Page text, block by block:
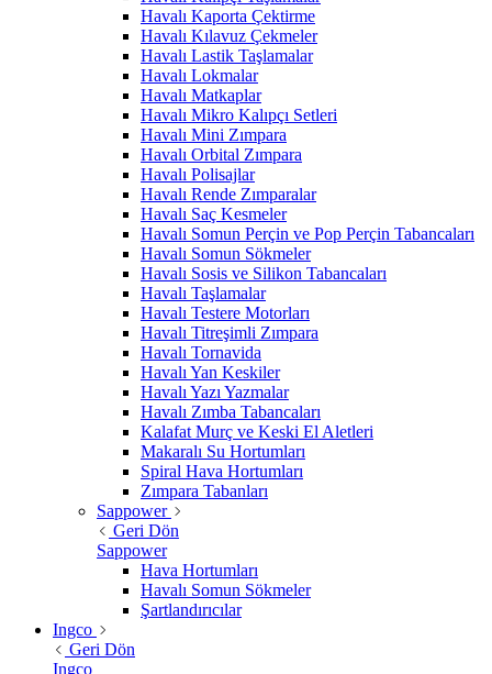
Havalı Kaporta Çektirme
Havalı Kılavuz Çekmeler
Havalı Lastik Taşlamalar
Havalı Lokmalar
Havalı Matkaplar
Havalı Mikro Kalıpçı Setleri
Havalı Mini Zımpara
Havalı Orbital Zımpara
Havalı Polisajlar
Havalı Rende Zımparalar
Havalı Saç Kesmeler
Havalı Somun Perçin ve Pop Perçin Tabancaları
Havalı Somun Sökmeler
Havalı Sosis ve Silikon Tabancaları
Havalı Taşlamalar
Havalı Testere Motorları
Havalı Titreşimli Zımpara
Havalı Tornavida
Havalı Yan Keskiler
Havalı Yazı Yazmalar
Havalı Zımba Tabancaları
Kalafat Murç ve Keski El Aletleri
Makaralı Su Hortumları
Spiral Hava Hortumları
Zımpara Tabanları
Sappower
Geri Dön
Sappower
Hava Hortumları
Havalı Somun Sökmeler
Şartlandırıcılar
Ingco
Geri Dön
Ingco